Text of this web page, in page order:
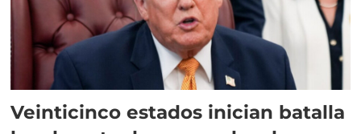
Veinticinco estados inician batalla